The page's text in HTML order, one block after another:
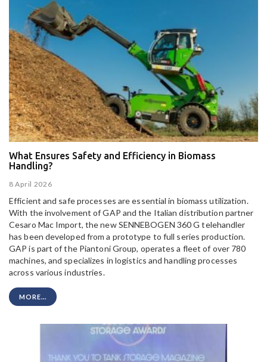
What Ensures Safety and Efficiency in Biomass
Handling?
8 April 2026
Efficient and safe processes are essential in biomass utilization.
With the involvement of GAP and the Italian distribution partner
Cesaro Mac Import, the new SENNEBOGEN 360 G telehandler
has been developed from a prototype to full series production.
GAP is part of the Piantoni Group, operates a fleet of over 780
machines, and specializes in logistics and handling processes
across various industries.
MORE...